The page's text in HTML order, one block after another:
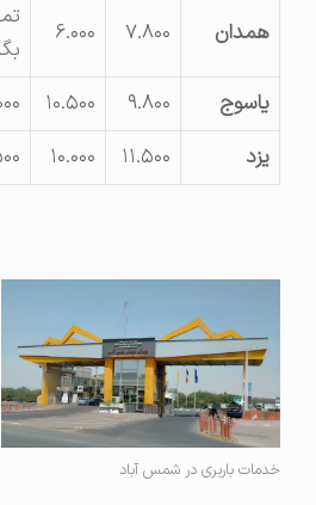
همدان ۷.۸۰۰ ۶.۰۰۰
تماس
بگیرید
یاسوج
۹.۸۰۰ ۱۰.۵۰۰ ۱۴.۰۰۰
۱۱.۵۰۰ ۱۰.۰۰۰ ۱۳.۵۰۰
خدمات باربری در شمس آباد